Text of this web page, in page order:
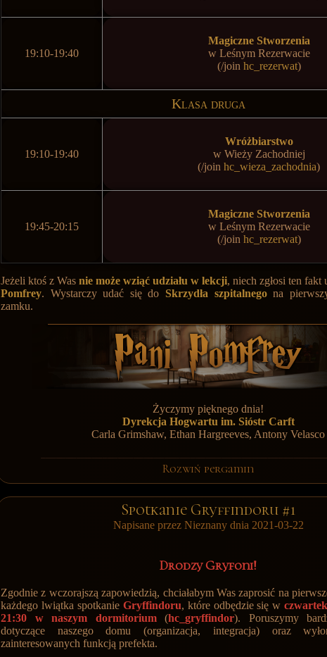
19:10-19:40
Magiczne Stworzenia
w Leśnym Rezerwacie
(/join hc_rezerwat)
Klasa druga
19:10-19:40
Wróżbiarstwo
w Wieży Zachodniej
(/join hc_wieza_zachodnia)
19:45-20:15
Magiczne Stworzenia
w Leśnym Rezerwacie
(/join hc_rezerwat)
Jeżeli ktoś z Was nie może wziąć udziału w lekcji, niech zgłosi ten
Pomfrey. Wystarczy udać się do Skrzydła szpitalnegona
zamku.
Życzymy pięknego dnia!
Dyrekcja Hogwartu im. Sióstr Carft
Carla Grimshaw, Ethan Hargreeves, Antony Velasco
Rozwiń pergamin
Spotkanie Gryffindoru #1
Napisane przez Nieznany dnia 2021-03-22
Drodzy Gryfoni!
Zgodnie z wczorajszą zapowiedzią, chciałabym Was zaprosić na
każdego lwiątka spotkanieGryffindoru, które odbędzie się w
21:30 w naszym dormitorium (hc_gryffindor). Poruszymy
dotyczące naszego domu (organizacja, integracja) oraz
zainteresowanych funkcją prefekta.